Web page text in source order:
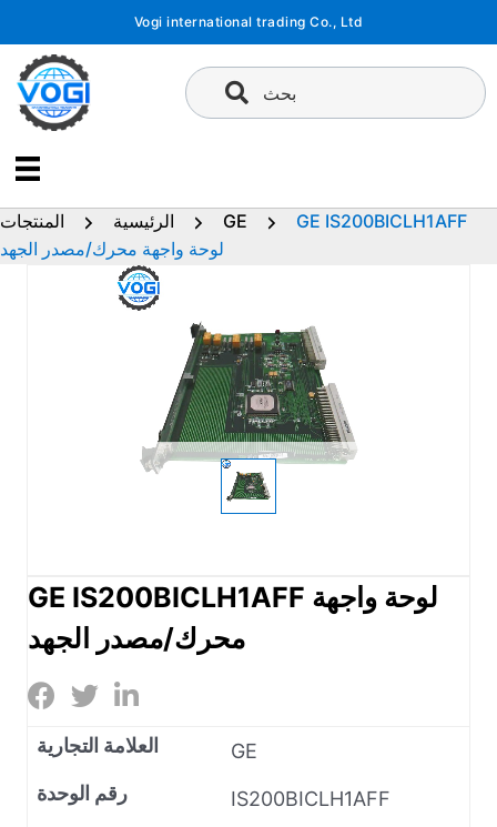
المحتوى
Vogi international trading Co., Ltd
بحث
الرئيسية المنتجات GE
GE IS200BICLH1AFF
لوحة واجهة محرك/مصدر الجهد
GE IS200BICLH1AFF لوحة واجهة
محرك/مصدر الجهد
العلامة التجارية
GE
رقم الوحدة
IS200BICLH1AFF